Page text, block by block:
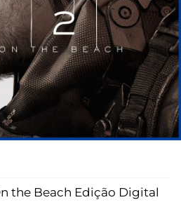
the Beach Edição Digital